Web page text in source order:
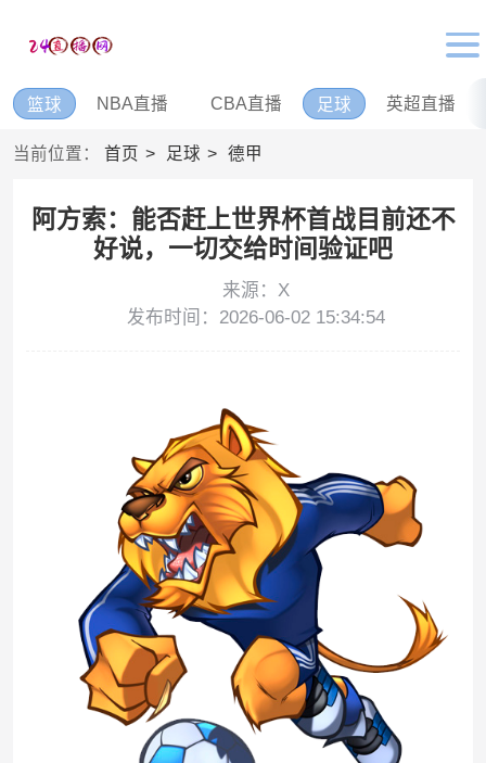
篮球 NBA直播 CBA直播 足球 英超直播
当前位置： 首页 足球 德甲
阿方索：能否赶上世界杯首战目前还不
好说，一切交给时间验证吧
来源：X
发布时间：2026-06-02 15:34:54